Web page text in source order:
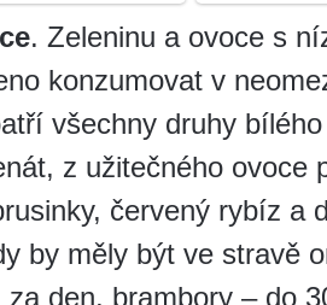
. Zeleninu a ovoce s
konzumovat v
všechny druhy
z užitečného ovoce
červený rybíz a
by měly být ve stravě
den, brambory – do